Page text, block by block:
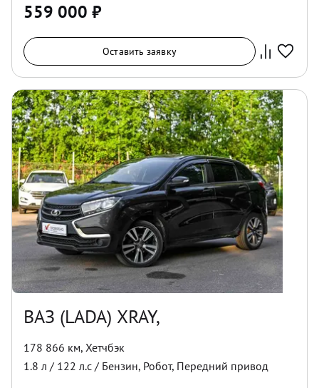
559 000 ₽
Оставить заявку
ВАЗ (LADA) XRAY,
178 866 км, Хетчбэк
1.8 л / 122 л.с / Бензин, Робот, Передний привод